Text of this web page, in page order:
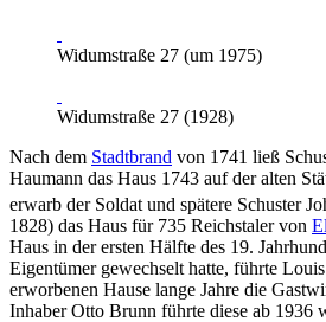
Widumstraße 27 (um 1975)
Widumstraße 27 (1928)
Nach dem Stadtbrand von 1741 ließ
Haumann das Haus 1743 auf der alten
erwarb der Soldat und spätere Schuster
1828) das Haus für 735 Reichstaler von
Haus in der ersten Hälfte des 19.
Eigentümer gewechselt hatte, führte
erworbenen Hause lange Jahre die
Inhaber Otto Brunn führte diese ab 1936